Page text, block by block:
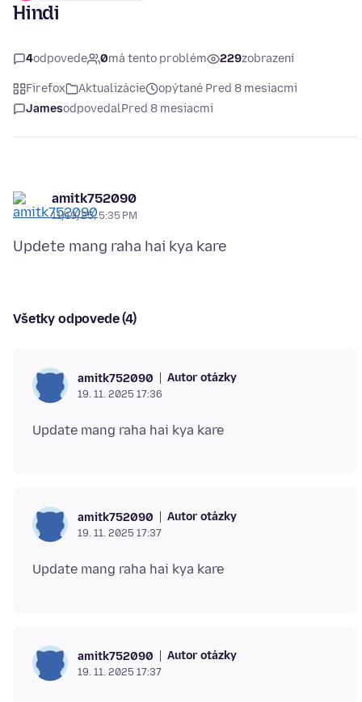
Hindi
4odpovede 0má tento problém 229zobrazení
Firefox Aktualizácie
opýtané Pred 8 mesiacmi
JamesodpovedalPred 8 mesiacmi
amitk752090
11/19/25, 5:35 PM
Všetky odpovede (4)
amitk752090 Autor otázky
19. 11. 2025 17:36
amitk752090 Autor otázky
19. 11. 2025 17:37
amitk752090 Autor otázky
19. 11. 2025 17:37